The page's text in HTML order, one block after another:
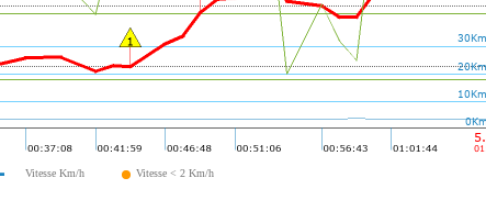
Vitesse Km/h Vitesse < 2 Km/h